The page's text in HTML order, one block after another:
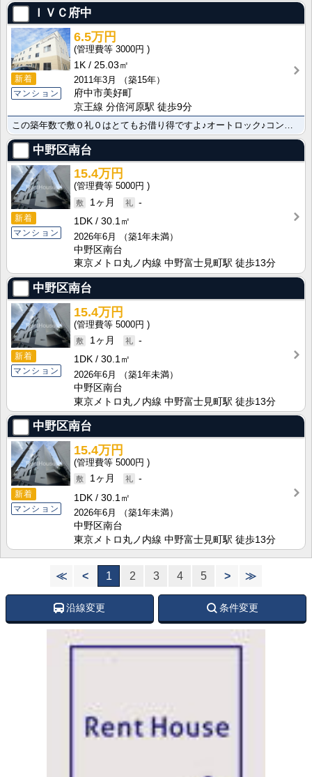
ＩＶＣ府中
新着
マンション
6.5万円
3000円
1K
25.03㎡
2011年3月
（築15年）
府中市美好町
京王線 分倍河原駅 徒歩9分
中野区南台
新着
マンション
15.4万円
5000円
1ヶ月
-
1DK
30.1㎡
2026年6月
（築1年未満）
中野区南台
東京メトロ丸ノ内線 中野富士見町駅 徒歩13分
中野区南台
新着
マンション
15.4万円
5000円
1ヶ月
-
1DK
30.1㎡
2026年6月
（築1年未満）
中野区南台
東京メトロ丸ノ内線 中野富士見町駅 徒歩13分
中野区南台
新着
マンション
15.4万円
5000円
1ヶ月
-
1DK
30.1㎡
2026年6月
（築1年未満）
中野区南台
東京メトロ丸ノ内線 中野富士見町駅 徒歩13分
≪ < 1 2 3 4 5 > ≫
沿線変更 条件変更